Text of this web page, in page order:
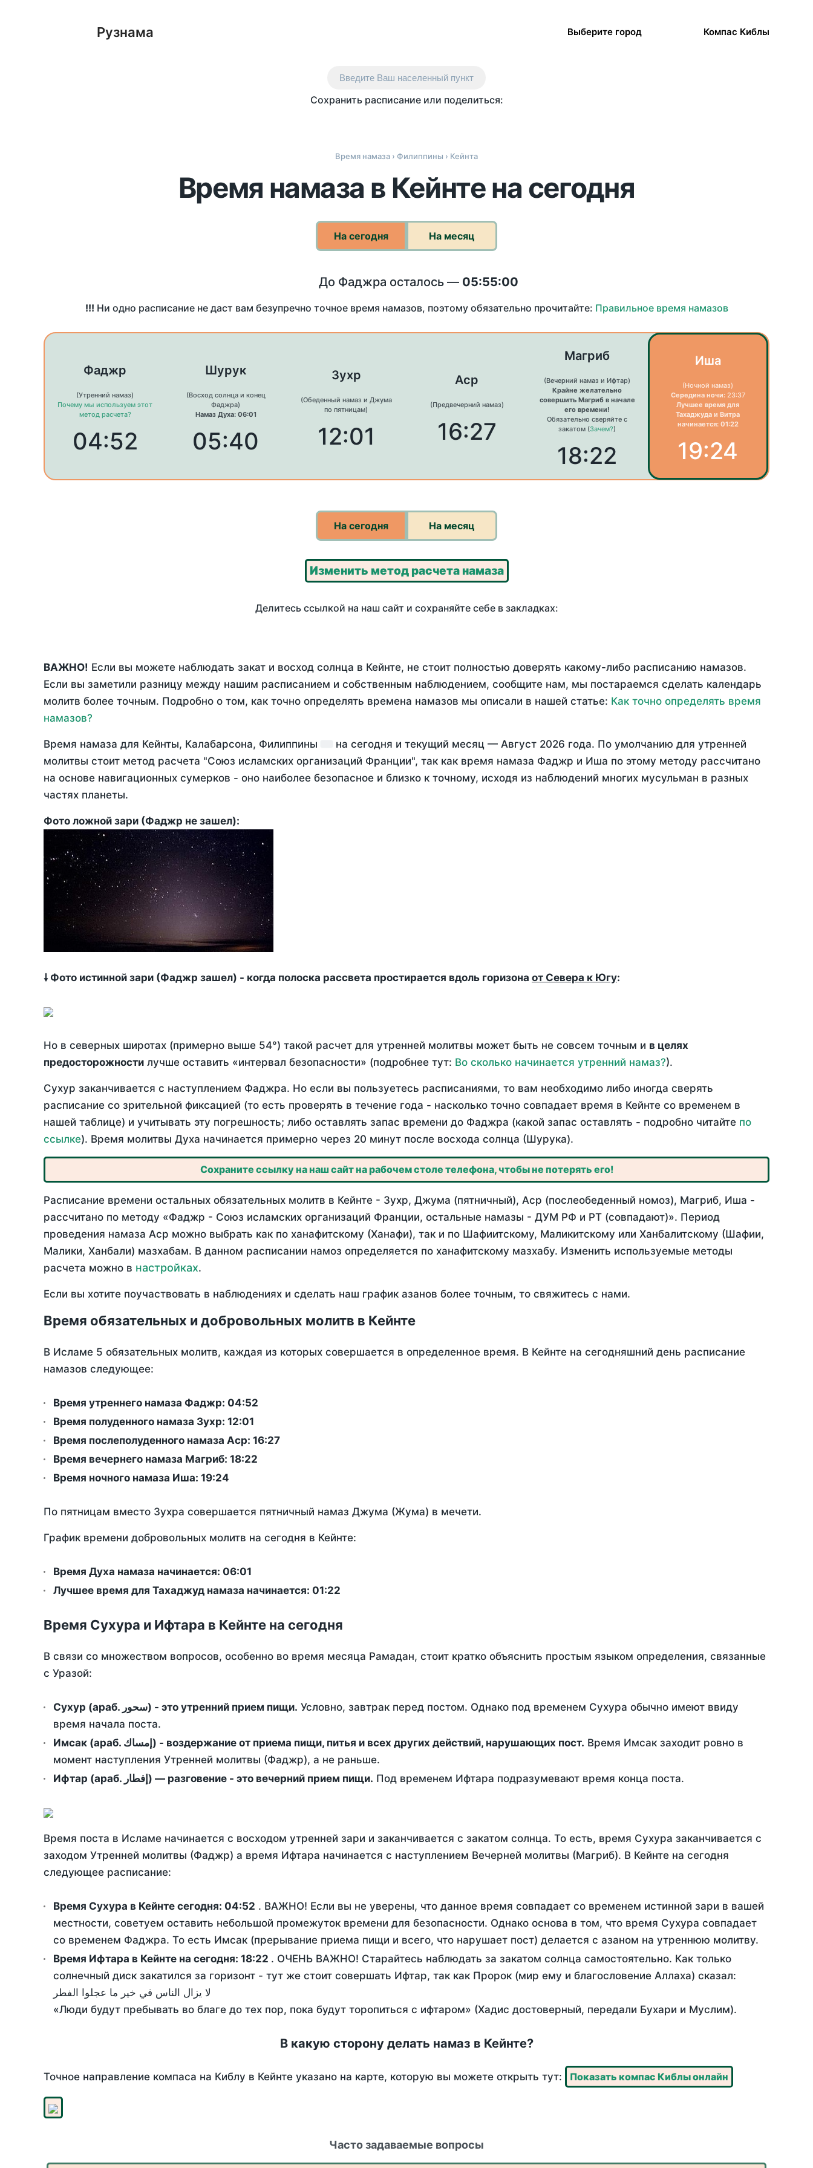
Рузнама Выберите город Компас Киблы
Введите Ваш населенный пункт
Сохранить расписание или поделиться:
Время намаза › Филиппины › Кейнта
Время намаза в Кейнте на сегодня
На сегодня На месяц
До Фаджра осталось — 05:55:00
!!! Ни одно расписание не даст вам безупречно точное время намазов, поэтому обязательно прочитайте: Правильное время намазов
Фаджр
(Утренний намаз)
Почему мы используем этот
метод расчета?
04:52
Шурук
(Восход солнца и конец
Фаджра)
Намаз Духа: 06:01
05:40
Зухр
(Обеденный намаз и Джума
по пятницам)
12:01
Аср
(Предвечерний намаз)
16:27
Магриб
(Вечерний намаз и Ифтар)
Крайне желательно
совершить Магриб в начале
его времени!
Обязательно сверяйте с
закатом (Зачем?)
18:22
Иша
(Ночной намаз)
Середина ночи:23:37
Лучшее время для
Тахаджуда и Витра
начинается: 01:22
19:24
На сегодня На месяц
Изменить метод расчета намаза
Делитесь ссылкой на наш сайт и сохраняйте себе в закладках:
ВАЖНО! Если вы можете наблюдать закат и восход солнца в Кейнте, не стоит полностью доверять какому-либо расписанию намазов.
Если вы заметили разницу между нашим расписанием и собственным наблюдением, сообщите нам, мы постараемся сделать календарь
молитв более точным. Подробно о том, как точно определять времена намазов мы описали в нашей статье: Как точно определять время
намазов?
Время намаза для Кейнты, Калабарсона, Филиппины на сегодня и текущий месяц — Август 2026 года. По умолчанию для утренней
молитвы стоит метод расчета "Союз исламских организаций Франции", так как время намаза Фаджр и Иша по этому методу рассчитано
на основе навигационных сумерков - оно наиболее безопасное и близко к точному, исходя из наблюдений многих мусульман в разных
частях планеты.
Фото ложной зари (Фаджр не зашел):
🠗 Фото истинной зари (Фаджр зашел) - когда полоска рассвета простирается вдоль горизона от Севера к Югу:
Но в северных широтах (примерно выше 54°) такой расчет для утренней молитвы может быть не совсем точным и в целях
предосторожности лучше оставить «интервал безопасности» (подробнее тут: Во сколько начинается утренний намаз?).
Сухур заканчивается с наступлением Фаджра. Но если вы пользуетесь расписаниями, то вам необходимо либо иногда сверять
расписание со зрительной фиксацией (то есть проверять в течение года - насколько точно совпадает время в Кейнте со временем в
нашей таблице) и учитывать эту погрешность; либо оставлять запас времени до Фаджра (какой запас оставлять - подробно читайте по
ссылке). Время молитвы Духа начинается примерно через 20 минут после восхода солнца (Шурука).
Сохраните ссылку на наш сайт на рабочем столе телефона, чтобы не потерять его!
Расписание времени остальных обязательных молитв в Кейнте - Зухр, Джума (пятничный), Аср (послеобеденный номоз), Магриб, Иша -
рассчитано по методу «Фаджр - Союз исламских организаций Франции, остальные намазы - ДУМ РФ и РТ (совпадают)». Период
проведения намаза Аср можно выбрать как по ханафитскому (Ханафи), так и по Шафиитскому, Маликитскому или Ханбалитскому (Шафии,
Малики, Ханбали) мазхабам. В данном расписании намоз определяется по ханафитскому мазхабу. Изменить используемые методы
расчета можно в настройках.
Если вы хотите поучаствовать в наблюдениях и сделать наш график азанов более точным, то свяжитесь с нами.
Время обязательных и добровольных молитв в Кейнте
В Исламе 5 обязательных молитв, каждая из которых совершается в определенное время. В Кейнте на сегодняшний день расписание
намазов следующее:
Время утреннего намаза Фаджр: 04:52
Время полуденного намаза Зухр: 12:01
Время послеполуденного намаза Аср: 16:27
Время вечернего намаза Магриб: 18:22
Время ночного намаза Иша: 19:24
По пятницам вместо Зухра совершается пятничный намаз Джума (Жума) в мечети.
График времени добровольных молитв на сегодня в Кейнте:
Время Духа намаза начинается: 06:01
Лучшее время для Тахаджуд намаза начинается: 01:22
Время Сухура и Ифтара в Кейнте на сегодня
В связи со множеством вопросов, особенно во время месяца Рамадан, стоит кратко объяснить простым языком определения, связанные
с Уразой:
Сухур (араб. سحور) - это утренний прием пищи. Условно, завтрак перед постом. Однако под временем Сухура обычно имеют ввиду
время начала поста.
Имсак (араб. إمساك) - воздержание от приема пищи, питья и всех других действий, нарушающих пост. Время Имсак заходит ровно в
момент наступления Утренней молитвы (Фаджр), а не раньше.
Ифтар (араб. إفطار) — разговение - это вечерний прием пищи. Под временем Ифтара подразумевают время конца поста.
Время поста в Исламе начинается с восходом утренней зари и заканчивается с закатом солнца. То есть, время Сухура заканчивается с
заходом Утренней молитвы (Фаджр) а время Ифтара начинается с наступлением Вечерней молитвы (Магриб). В Кейнте на сегодня
следующее расписание:
Время Сухура в Кейнте сегодня: 04:52 . ВАЖНО! Если вы не уверены, что данное время совпадает со временем истинной зари в вашей
местности, советуем оставить небольшой промежуток времени для безопасности. Однако основа в том, что время Сухура совпадает
со временем Фаджра. То есть Имсак (прерывание приема пищи и всего, что нарушает пост) делается с азаном на утреннюю молитву.
Время Ифтара в Кейнте на сегодня: 18:22 . ОЧЕНЬ ВАЖНО! Старайтесь наблюдать за закатом солнца самостоятельно. Как только
солнечный диск закатился за горизонт - тут же стоит совершать Ифтар, так как Пророк (мир ему и благословение Аллаха) сказал:
لا يزال الناس في خير ما عجلوا الفطر
«Люди будут пребывать во благе до тех пор, пока будут торопиться с ифтаром» (Хадис достоверный, передали Бухари и Муслим).
В какую сторону делать намаз в Кейнте?
Точное направление компаса на Киблу в Кейнте указано на карте, которую вы можете открыть тут: Показать компас Киблы онлайн
Часто задаваемые вопросы